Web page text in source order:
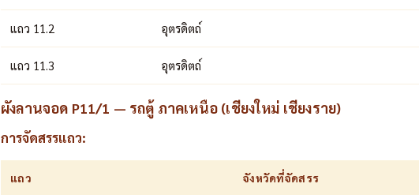
แถว 11.2 อุตรดิตถ์
แถว 11.3 อุตรดิตถ์
ผังลานจอด P11/1 — รถตู้ ภาคเหนือ (เชียงใหม่ เชียงราย)
การจัดสรรแถว:
แถว จังหวัดที่จัดสรร